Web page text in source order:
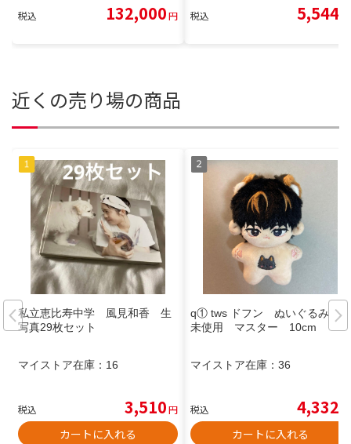
税込 132,000円 税込 5,544
近くの売り場の商品
私立恵比寿中学 風見和香 生
写真29枚セット
マイストア在庫： 16
税込 3,510円
カートに入れる
q① tws ドフン ぬいぐるみ
未使用 マスター 10cm
マイストア在庫： 36
税込 4,332
カートに入れる